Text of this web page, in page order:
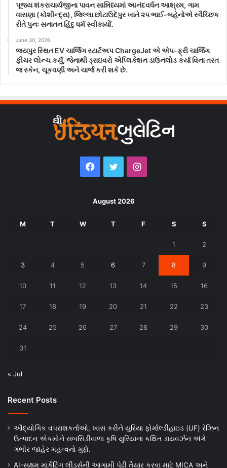
પૂજ્ય શંકરાચાર્યજીના પાવન સાન્નિધ્યમાં આનંદવર્ધન આશ્રમ, ગામ
વાસણા (કોશીન્દ્રા), જિલ્લા છોટાઉદેપુર ખાતે ૨૫ ભાઈ-બહેનોએ સ્વૈચ્છિક
રીતે પુનઃ સનાતન હિંદુ ધર્મ સ્વીકાર્યો.
June 30, 2026
જયપુર સ્થિત EV ચાર્જિંગ સ્ટાર્ટઅપ ChargeJet એ એપ-ફ્રી ચાર્જિંગ
ફીચર લોન્ચ કર્યું, જેનાથી ડ્રાઇવરો એપ્લિકેશન ડાઉનલોડ કર્યા વિના તરત
જ સ્કેન, ચૂકવણી અને ચાર્જ કરી શકે છે.
Facebook
TwitterInstagram
August 2026
M T W T F S S
1 2
3 4 5 6 7 8 9
10 11 12 13 14 15 16
17 18 19 20 21 22 23
24 25 26 27 28 29 30
31
« Jul
Recent Posts
ઔદ્યોગિક વપરાશકર્તાઓ, ખાસ કરીને યુરિયા ફોર્માલ્ડીહાઇડ (UF) રેઝિન
ઉત્પાદન એકમોને સબસિડીવાળા કૃષિ યુરિયાના કથિત ડાયવર્ઝન અંગે
ગંભીર જાહેર મહત્વનો મુદ્દો.
AI-સક્ષમ માર્કેટિંગ લીડર્સની આગામી પેઢી તૈયાર કરવા માટે MICA અને